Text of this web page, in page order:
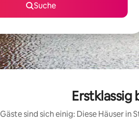
Suche
Erstklassig
Gäste sind sich einig: Diese Häuser